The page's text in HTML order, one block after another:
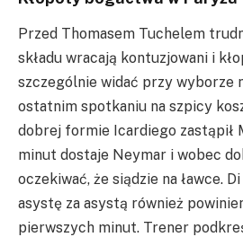
Przed Thomasem Tuchelem
składu wracają kontuzjowani i
szczególnie widać przy wyborze
ostatnim spotkaniu na szpicy
dobrej formie Icardiego zastąpił
minut dostaje Neymar i wobec
oczekiwać, że siądzie na ławce.
asystę za asystą również
pierwszych minut. Trener